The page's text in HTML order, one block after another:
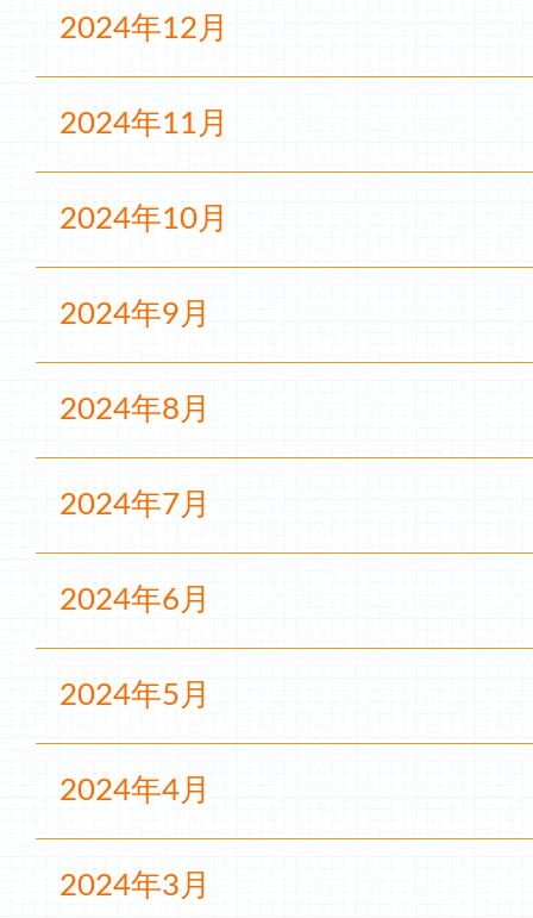
2024年12月
2024年11月
2024年10月
2024年9月
2024年8月
2024年7月
2024年6月
2024年5月
2024年4月
2024年3月